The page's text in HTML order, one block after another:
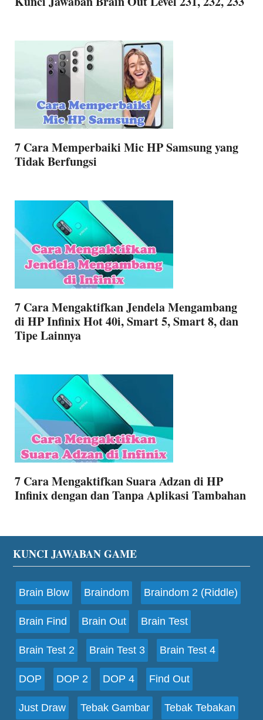
7 Cara Memperbaiki Mic HP Samsung yang
Tidak Berfungsi
7 Cara Mengaktifkan Jendela Mengambang
di HP Infinix Hot 40i, Smart 5, Smart 8, dan
Tipe Lainnya
7 Cara Mengaktifkan Suara Adzan di HP
Infinix dengan dan Tanpa Aplikasi Tambahan
Footer
KUNCI JAWABAN GAME
Brain Blow Braindom Braindom 2 (Riddle)
Brain Find Brain Out Brain Test
Brain Test 2 Brain Test 3 Brain Test 4
DOP DOP 2 DOP 4 Find Out
Just Draw Tebak Gambar Tebak Tebakan